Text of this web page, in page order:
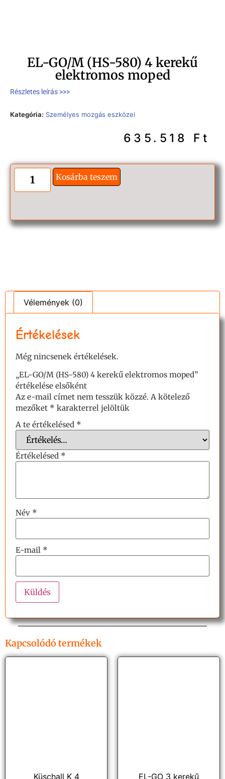
EL-GO/M (HS-580) 4 kerekű
elektromos moped
Részletes leírás >>>
Kategória: Személyes mozgás eszközei
635.518 Ft
Kosárba teszem
Vélemények (0)
Értékelések
Még nincsenek értékelések.
„EL-GO/M (HS-580) 4 kerekű elektromos moped”
értékelése elsőként
Az e-mail címet nem tesszük közzé. A kötelező
mezőket * karakterrel jelöltük
A te értékelésed *
Értékelésed *
Név *
E-mail *
Kapcsolódó termékek
Küschall K 4 EL-GO 3 kerekű